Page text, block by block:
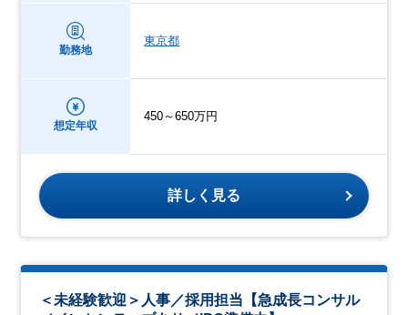
勤務地
東京都
想定年収
450～650万円
詳しく見る
＜未経験歓迎＞人事／採用担当【急成長コンサル